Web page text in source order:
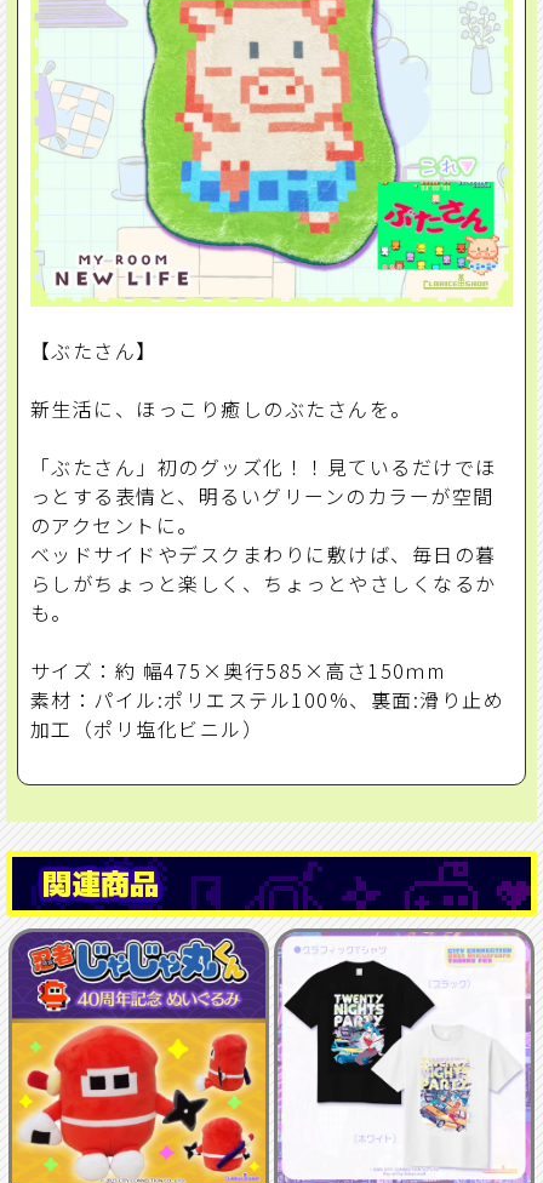
【ぶたさん】
新生活に、ほっこり癒しのぶたさんを。
「ぶたさん」初のグッズ化！！見ているだけでほ
っとする表情と、明るいグリーンのカラーが空間
のアクセントに。
ベッドサイドやデスクまわりに敷けば、毎日の暮
らしがちょっと楽しく、ちょっとやさしくなるか
も。
サイズ：約 幅475×奥行585×高さ150ｍm
素材：パイル:ポリエステル100%、裏面:滑り止め
加工（ポリ塩化ビニル）
関連商品